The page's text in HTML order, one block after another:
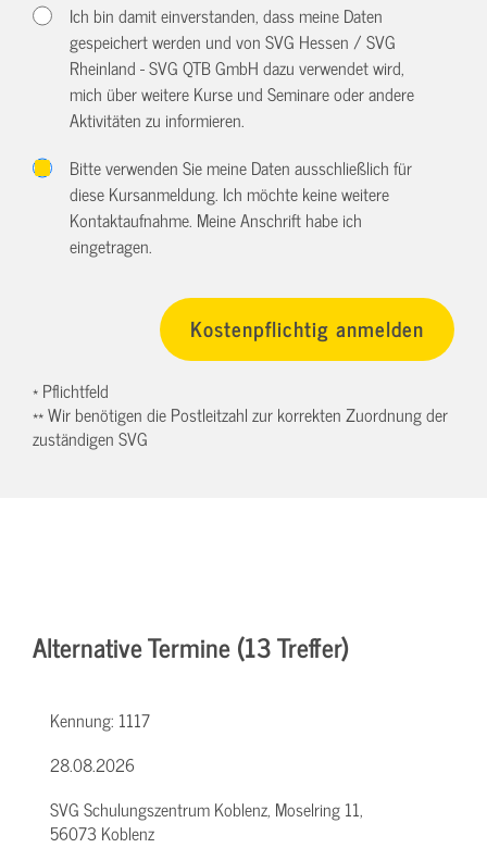
Ich bin damit einverstanden, dass meine Daten
gespeichert werden und von SVG Hessen / SVG
Rheinland - SVG QTB GmbH dazu verwendet wird,
mich über weitere Kurse und Seminare oder andere
Aktivitäten zu informieren.
Bitte verwenden Sie meine Daten ausschließlich für
diese Kursanmeldung. Ich möchte keine weitere
Kontaktaufnahme. Meine Anschrift habe ich
eingetragen.
* Pflichtfeld
** Wir benötigen die Postleitzahl zur korrekten Zuordnung der
zuständigen SVG
Alternative Termine (13 Treffer)
Kennung: 1117
28.08.2026
SVG Schulungszentrum Koblenz, Moselring 11,
56073 Koblenz